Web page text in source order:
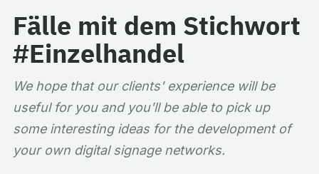
Fälle mit dem Stichwort
#Einzelhandel
We hope that our clients' experience will be
useful for you and you'll be able to pick up
some interesting ideas for the development of
your own digital signage networks.